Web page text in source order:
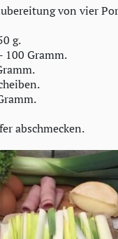
i
e
o
von vier
g.
100 Gramm.
abschmecken.